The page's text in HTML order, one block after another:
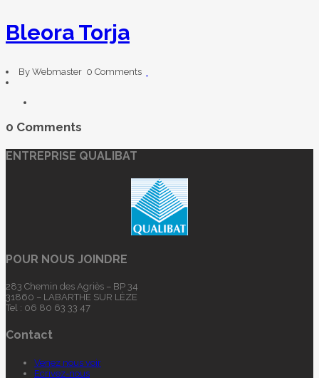
Bleora Torja
By Webmaster 0 Comments
0 Comments
ENTREPRISE QUALIBAT
POUR NOUS JOINDRE
283 Chemin des Agriès – BP 34
31860 – LABARTHE SUR LÈZE
Tel : 06 80 63 33 47
Contact
Venez nous voir
Ecrivez-nous